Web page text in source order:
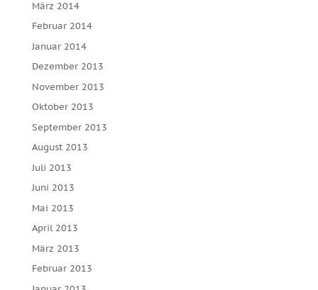
März 2014
Februar 2014
Januar 2014
Dezember 2013
November 2013
Oktober 2013
September 2013
August 2013
Juli 2013
Juni 2013
Mai 2013
April 2013
März 2013
Februar 2013